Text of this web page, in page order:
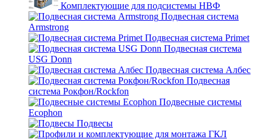
Комплектующие для подсистемы НВФ
Подвесная система
Armstrong
Подвесная система Primet
Подвесная система
USG Donn
Подвесная система Албес
Подвесная
система Рокфон/Rockfon
Подвесные системы
Ecophon
Подвесы